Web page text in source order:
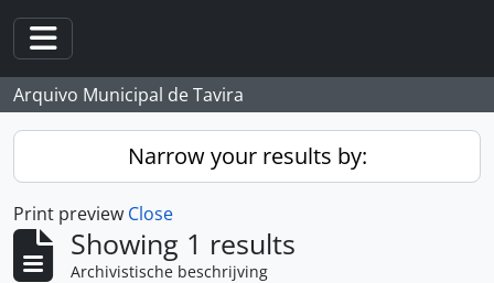
Toggle navigation
Arquivo Municipal de Tavira
Narrow your results by:
Print preview Close
Showing 1 results
Archivistische beschrijving